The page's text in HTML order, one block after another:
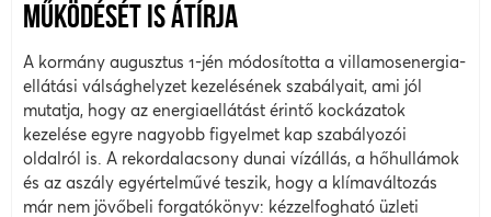
MŰKÖDÉSÉT IS ÁTÍRJA
A kormány augusztus 1-jén módosította a villamosenergia-
ellátási válsághelyzet kezelésének szabályait, ami jól
mutatja, hogy az energiaellátást érintő kockázatok
kezelése egyre nagyobb figyelmet kap szabályozói
oldalról is. A rekordalacsony dunai vízállás, a hőhullámok
és az aszály egyértelművé teszik, hogy a klímaváltozás
már nem jövőbeli forgatókönyv: kézzelfogható üzleti